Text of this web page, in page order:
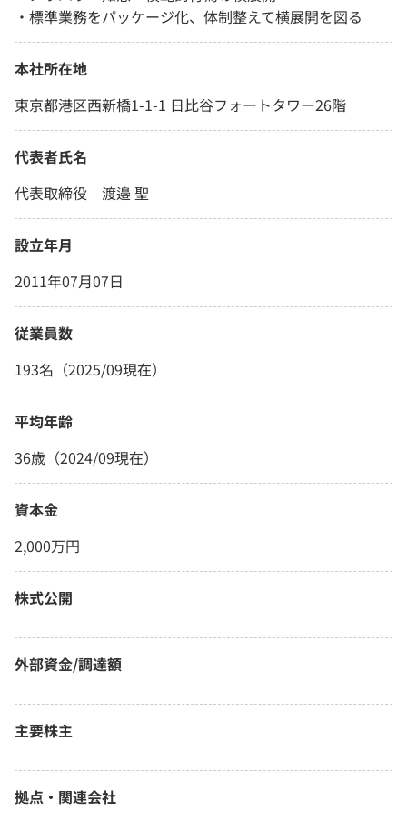
・標準業務をパッケージ化、体制整えて横展開を図る
本社所在地
東京都港区西新橋1-1-1 日比谷フォートタワー26階
代表者氏名
代表取締役 渡邉 聖
設立年月
2011年07月07日
従業員数
193名（2025/09現在）
平均年齢
36歳（2024/09現在）
資本金
2,000万円
株式公開
外部資金/調達額
主要株主
拠点・関連会社